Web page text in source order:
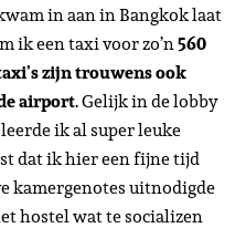
in aan in Bangkok laat
ik een taxi voor zo’n560
zijn trouwens ook
airport. Gelijk in de lobby
ik al super leuke
dat ik hier een fijne tijd
kamergenotes uitnodigde
hostel wat te socializen